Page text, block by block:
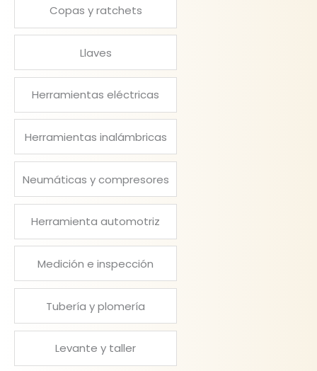
Copas y ratchets
Llaves
Herramientas eléctricas
Herramientas inalámbricas
Neumáticas y compresores
Herramienta automotriz
Medición e inspección
Tubería y plomería
Levante y taller